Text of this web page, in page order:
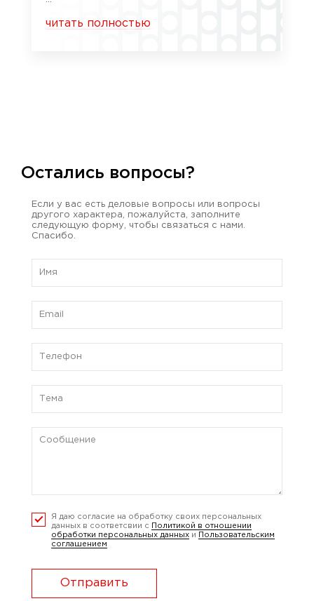
читать полностью
Остались вопросы?
Если у вас есть деловые вопросы или вопросы
другого характера, пожалуйста, заполните
следующую форму, чтобы связаться с нами.
Спасибо.
Я даю согласие на обработку своих персональных
данных в соответсвии с
Политикой в отношении
обработки персональных данных и
Пользовательским
соглашением
Отправить